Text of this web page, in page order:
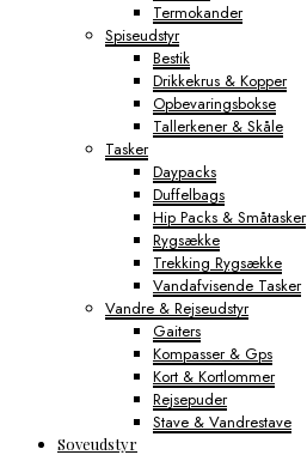
Termokander
Spiseudstyr
Bestik
Drikkekrus & Kopper
Opbevaringsbokse
Tallerkener & Skåle
Tasker
Daypacks
Duffelbags
Hip Packs & Småtasker
Rygsække
Trekking Rygsække
Vandafvisende Tasker
Vandre & Rejseudstyr
Gaiters
Kompasser & Gps
Kort & Kortlommer
Rejsepuder
Stave & Vandrestave
Soveudstyr